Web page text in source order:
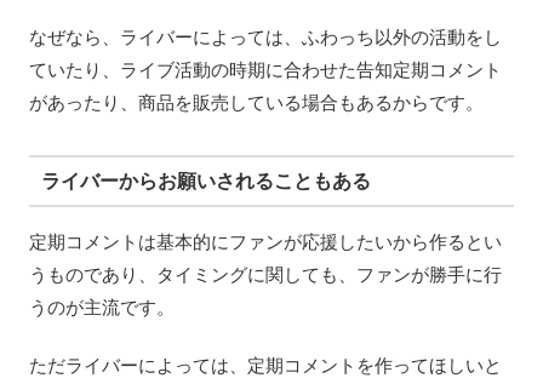
なぜなら、ライバーによっては、ふわっち以外の活動をし
ていたり、ライブ活動の時期に合わせた告知定期コメント
があったり、商品を販売している場合もあるからです。
ライバーからお願いされることもある
定期コメントは基本的にファンが応援したいから作るとい
うものであり、タイミングに関しても、ファンが勝手に行
うのが主流です。
ただライバーによっては、定期コメントを作ってほしいと